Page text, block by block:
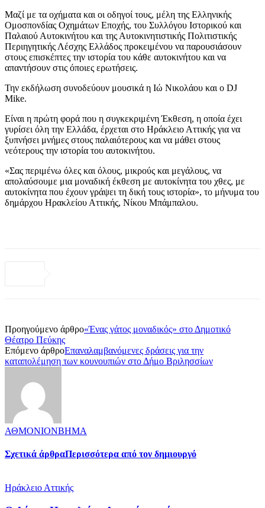
Μαζί με τα οχήματα και οι οδηγοί τους, μέλη της Ελληνικής
Ομοσπονδίας Οχημάτων Εποχής, του Συλλόγου Ιστορικού και
Παλαιού Αυτοκινήτου και της Αυτοκινητιστικής Πολιτιστικής
Περιηγητικής Λέσχης Ελλάδος προκειμένου να παρουσιάσουν
στους επισκέπτες την ιστορία του κάθε αυτοκινήτου και να
απαντήσουν στις όποιες ερωτήσεις.
Την εκδήλωση συνοδεύουν μουσικά η Ιώ Νικολάου και ο DJ
Mike.
Είναι η πρώτη φορά που η συγκεκριμένη Έκθεση, η οποία έχει
γυρίσει όλη την Ελλάδα, έρχεται στο Ηράκλειο Αττικής για να
ξυπνήσει μνήμες στους παλαιότερους και να μάθει στους
νεότερους την ιστορία του αυτοκινήτου.
«Σας περιμένω όλες και όλους, μικρούς και μεγάλους, να
απολαύσουμε μια μοναδική έκθεση με αυτοκίνητα του χθες, με
αυτοκίνητα που έχουν γράψει τη δική τους ιστορία», το μήνυμα του
δημάρχου Ηρακλείου Αττικής, Νίκου Μπάμπαλου.
Προηγούμενο άρθρο«Ένας γάτος μοναδικός» στο Δημοτικό
Θέατρο Πεύκης
Επόμενο άρθροΕπαναλαμβανόμενες δράσεις για την
καταπολέμηση των κουνουπιών στο Δήμο Βριλησσίων
ΑΘΜΟΝΙΟΝΒΗΜΑ
Σχετικά άρθραΠερισσότερα από τον δημιουργό
Ηράκλειο Αττικής